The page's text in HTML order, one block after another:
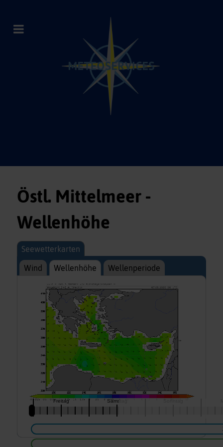
Östl. Mittelmeer -
Wellenhöhe
Seewetterkarten
Wind Wellenhöhe Wellenperiode